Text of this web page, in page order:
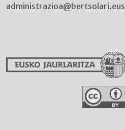
administrazioa@bertsolari.eus